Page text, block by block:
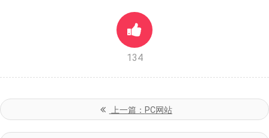
134
上一篇： PC网站